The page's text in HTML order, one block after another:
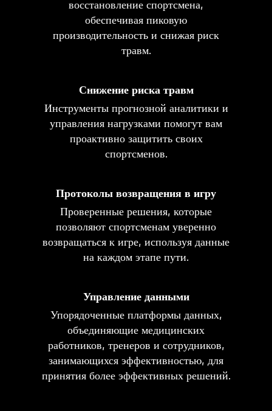
восстановление спортсмена,
обеспечивая пиковую
производительность и снижая риск
травм.
Снижение риска травм
Инструменты прогнозной аналитики и
управления нагрузками помогут вам
проактивно защитить своих
спортсменов.
Протоколы возвращения в игру
Проверенные решения, которые
позволяют спортсменам уверенно
возвращаться к игре, используя данные
на каждом этапе пути.
Управление данными
Упорядоченные платформы данных,
объединяющие медицинских
работников, тренеров и сотрудников,
занимающихся эффективностью, для
принятия более эффективных решений.